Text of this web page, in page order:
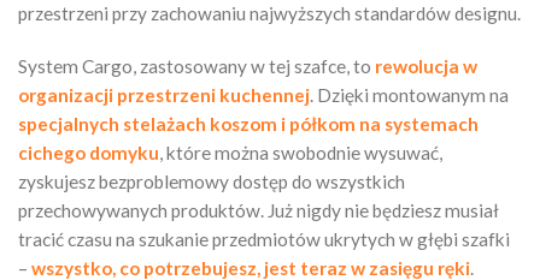
przestrzeni przy zachowaniu najwyższych standardów designu.
System Cargo, zastosowany w tej szafce, to rewolucja w
organizacji przestrzeni kuchennej . Dzięki montowanym na
specjalnych stelażach koszom i półkom na systemach
cichego domyku , które można swobodnie wysuwać,
zyskujesz bezproblemowy dostęp do wszystkich
przechowywanych produktów. Już nigdy nie będziesz musiał
tracić czasu na szukanie przedmiotów ukrytych w głębi szafki
– wszystko, co potrzebujesz, jest teraz w zasięgu ręki